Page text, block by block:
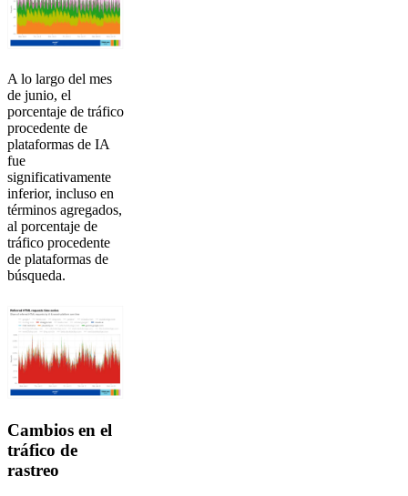
A lo largo del mes
de junio, el
porcentaje de tráfico
procedente de
plataformas de IA
fue
significativamente
inferior, incluso en
términos agregados,
al porcentaje de
tráfico procedente
de plataformas de
búsqueda.
Cambios en el
tráfico de
rastreo